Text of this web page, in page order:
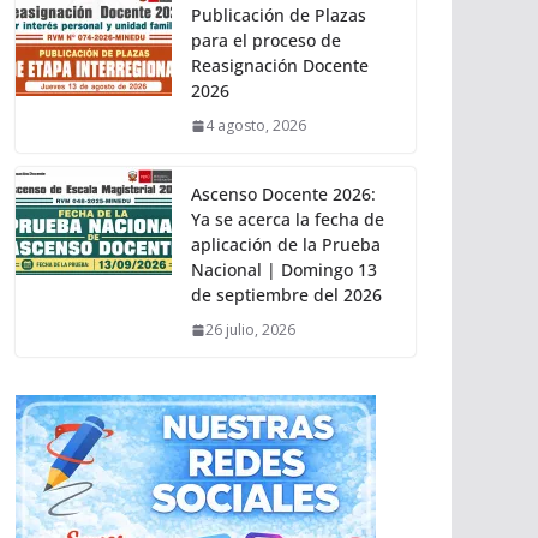
Publicación de Plazas
para el proceso de
Reasignación Docente
2026
4 agosto, 2026
Ascenso Docente 2026:
Ya se acerca la fecha de
aplicación de la Prueba
Nacional | Domingo 13
de septiembre del 2026
26 julio, 2026